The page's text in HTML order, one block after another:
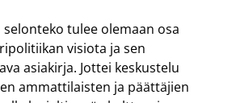
tulee olemaan osa
visiota ja sen
asiakirja. Jottei keskustelu
ammattilaisten ja päättäjien